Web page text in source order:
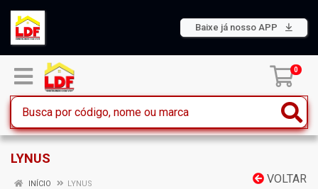
Baixe já nosso APP
0
LYNUS
VOLTAR
INÍCIO LYNUS